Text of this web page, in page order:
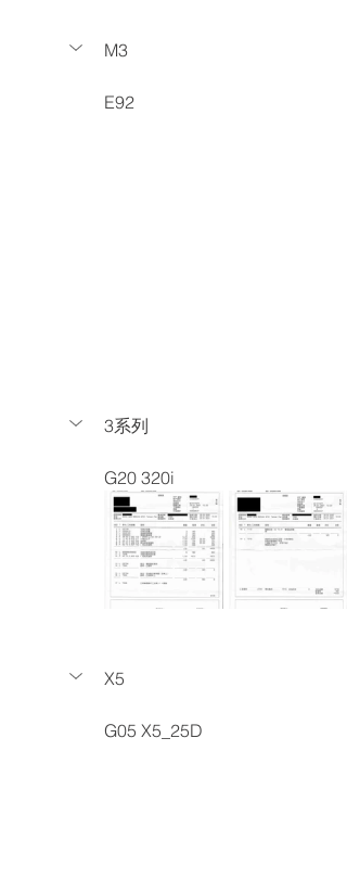
M3
E92
3系列
G20 320i
X5
G05 X5_25D